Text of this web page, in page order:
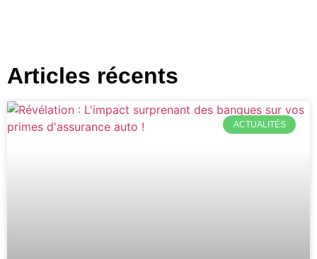
Articles récents
ACTUALITÉS